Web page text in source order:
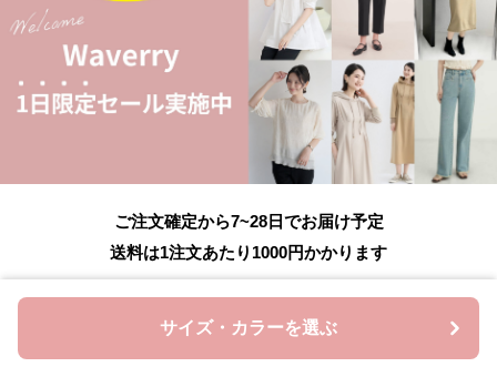
サイズ・カラーを選ぶ
ご注文確定から7~28日でお届け予定
送料は1注文あたり 1000円かかります
購入時のルール